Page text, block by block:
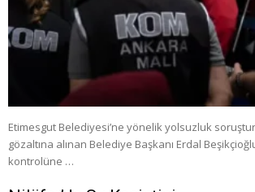
Etimesgut Belediyesi’ne yönelik yolsuzluk
gözaltına alınan Belediye Başkanı Erdal
kontrolüne …